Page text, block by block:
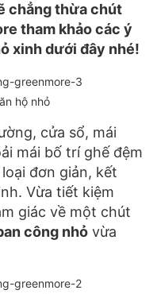
chẳng thừa chút
tham khảo các ý
xinh dưới đây nhé!
hộ nhỏ
cửa sổ, mái
mái bố trí ghế đệm
đơn giản, kết
Vừa tiết kiệm
giác về một chút
công nhỏ vừa